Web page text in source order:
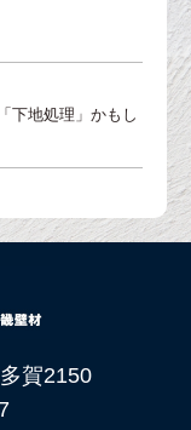
下地処理」かもし
ないための重要な
違いがある？
ルしました！
賀2150